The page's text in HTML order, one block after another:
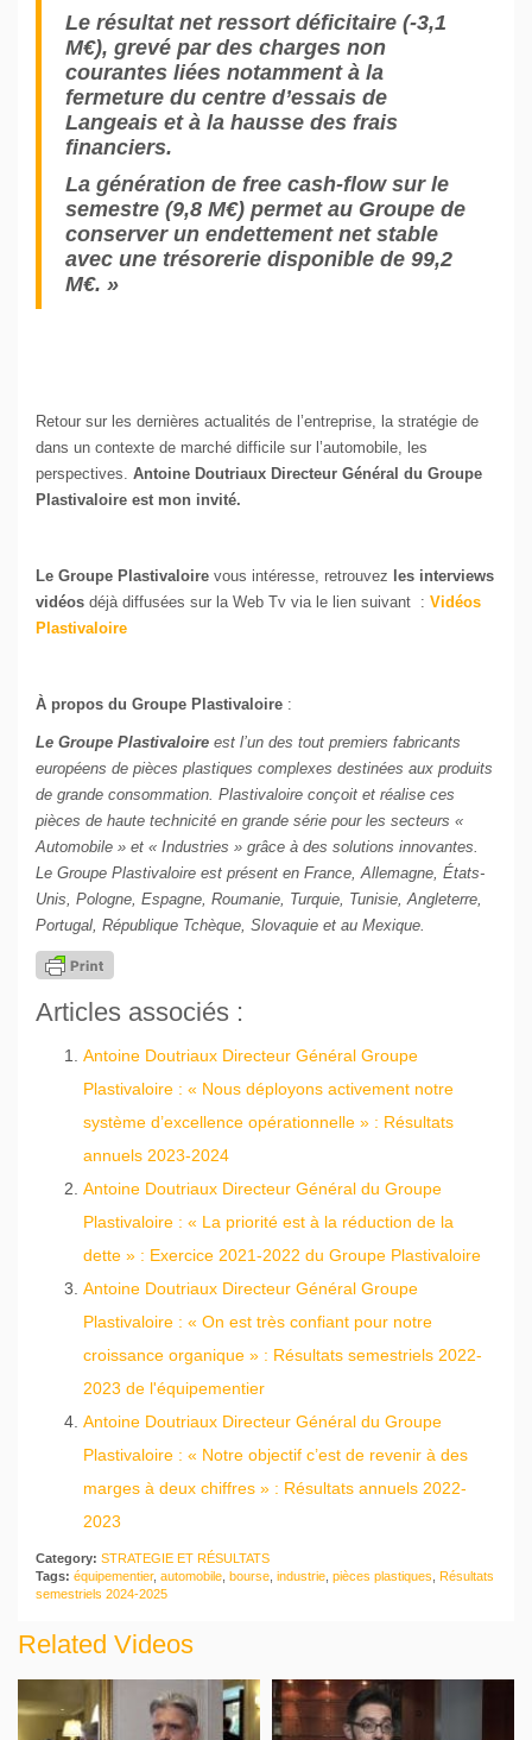
Le résultat net ressort déficitaire (-3,1
M€), grevé par des charges non
courantes liées notamment à la
fermeture du centre d’essais de
Langeais et à la hausse des frais
financiers.
La génération de free cash-flow sur le
semestre (9,8 M€) permet au Groupe de
conserver un endettement net stable
avec une trésorerie disponible de 99,2
M€. »
Retour sur les dernières actualités de l’entreprise, la stratégie de
dans un contexte de marché difficile sur l’automobile, les
perspectives. Antoine Doutriaux Directeur Général du Groupe
Plastivaloire est mon invité.
Le Groupe Plastivaloire vous intéresse, retrouvez les interviews
vidéos déjà diffusées sur la Web Tv via le lien suivant : Vidéos
Plastivaloire
À propos du Groupe Plastivaloire :
Le Groupe Plastivaloire est l’un des tout premiers fabricants
européens de pièces plastiques complexes destinées aux produits
de grande consommation. Plastivaloire conçoit et réalise ces
pièces de haute technicité en grande série pour les secteurs «
Automobile » et « Industries » grâce à des solutions innovantes.
Le Groupe Plastivaloire est présent en France, Allemagne, États-
Unis, Pologne, Espagne, Roumanie, Turquie, Tunisie, Angleterre,
Portugal, République Tchèque, Slovaquie et au Mexique.
Articles associés :
Antoine Doutriaux Directeur Général Groupe
Plastivaloire : « Nous déployons activement notre
système d’excellence opérationnelle » : Résultats
annuels 2023-2024
Antoine Doutriaux Directeur Général du Groupe
Plastivaloire : « La priorité est à la réduction de la
dette » : Exercice 2021-2022 du Groupe Plastivaloire
Antoine Doutriaux Directeur Général Groupe
Plastivaloire : « On est très confiant pour notre
croissance organique » : Résultats semestriels 2022-
2023 de l'équipementier
Antoine Doutriaux Directeur Général du Groupe
Plastivaloire : « Notre objectif c’est de revenir à des
marges à deux chiffres » : Résultats annuels 2022-
2023
Category: STRATEGIE ET RÉSULTATS
Tags: équipementier, automobile bourse industrie pièces plastiques Résultats
semestriels 2024-2025
Related Videos